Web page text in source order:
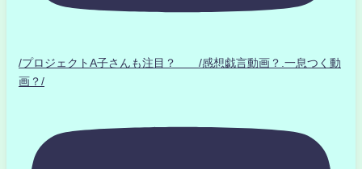
/プロジェクトA子さんも注目？ /感想戯言動画？.一息つく動
画？/